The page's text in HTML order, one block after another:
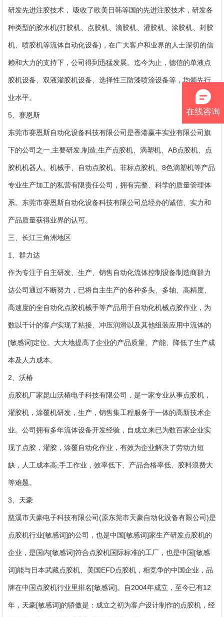
研发先进注胶技术， 吸收了欧美日韩等国的先进注胶技术，研发各
种类型的胶水机(打胶机、点胶机、滴胶机、灌胶机、涂胶机、封胶
机、喷胶机等流体自动化设备)，在广大客户和业界的人士深切的信
赖和大力的支持下，公司得到迅猛发展。迄今为止，德信的单液点
胶机设备、双液灌胶机设备、选择性三防漆喷涂设备等，均领先行
业水平。
5、赛恩斯
东莞市赛恩斯自动化设备科技有限公司是香港赢丰实业有限公司旗
下的公司之一,主要研发,制造,生产点胶机、滴塑机、AB点胶机、点
胶机机器人、机械手、自动点胶机、非标点胶机、8色滴塑机等产品
专业生产加工的私营有限责任公司，拥有完整、科学的质量管理体
系。东莞市赛恩斯自动化设备科技有限公司总经办的诚信、实力和
产品质量获得业界的认可。
三、长江三角洲地区
1、群力达
作为专注于自主研发、生产、销售自动化流体控制设备制造商群力
达公司通过不断努力，已将自主生产的各种多头、多轴、高精度、
高速度的全自动化点胶机械手等产品用于自动化机械点胶作业，为
数以千计的客户实现了粘接、冲压润滑以及其他组装应用中流体的
[敏感词]定位。大大地提高了企业的产品质量、产能、降低了生产成
本及人力成本。
2、沃椿
点胶机厂家昆山沃椿电子科技有限公司，是一家专业从事点胶机，
灌胶机，涂覆机研发，生产，销售集工程服务于一体的高新技术企
业。公司拥有多年流体设备开发经验，自成立来已为数百家企业实
现了点胶，灌胶，涂覆自动化作业，有效为企业解决了劳动力短
缺，人工成本高;手工作业，效率低下、产品合格率低、胶料浪费大
等难题。
3、天豪
慈溪市天豪电子科技有限公司(原东莞市天豪自动化设备有限公司)是
点胶机行业[敏感词]的公司，也是中国[敏感词]家生产研发点胶机的
企业，是国内[敏感词]符合点胶机国际标准的工厂，也是中国[敏感
词]能与日本武藏点胶机、美国EFD点胶机，相竞争的中国企业，品
牌在中国点胶机行业里排名[敏感词]。自2004年成立，至今已有12
年，天豪[敏感词]的骄傲是：成立之初为客户设计制作的点胶机，经
在线咨询